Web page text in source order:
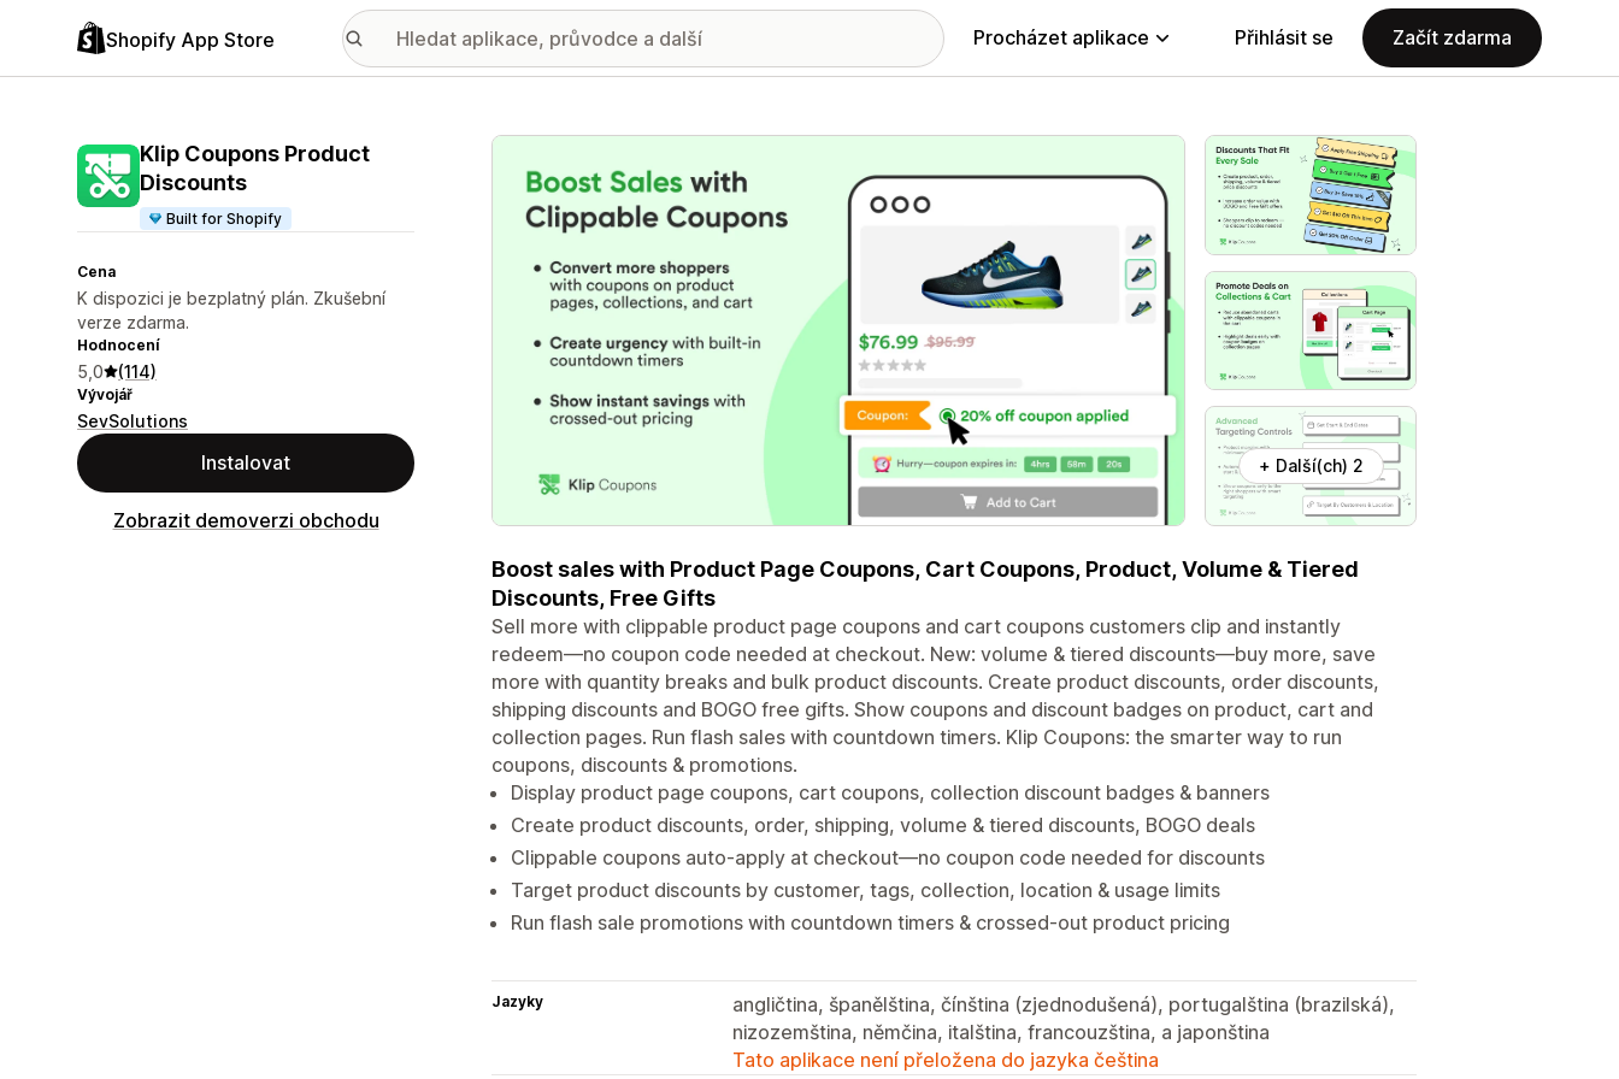
Shopify App Store Procházet aplikace Přihlásit se Začít zdarma
Klip Coupons Product
Discounts
Built for Shopify
Cena
K dispozici je bezplatný plán. Zkušební
verze zdarma.
Hodnocení
5,0 (114)
Vývojář
SevSolutions
Instalovat
Zobrazit demoverzi obchodu
Galerie propagovaných obrázků
+ Další(ch) 2
Boost sales with Product Page Coupons, Cart Coupons, Product, Volume & Tiered
Discounts, Free Gifts
Sell more with clippable product page coupons and cart coupons customers clip and instantly
redeem—no coupon code needed at checkout. New: volume & tiered discounts—buy more, save
more with quantity breaks and bulk product discounts. Create product discounts, order discounts,
shipping discounts and BOGO free gifts. Show coupons and discount badges on product, cart and
collection pages. Run flash sales with countdown timers. Klip Coupons: the smarter way to run
coupons, discounts & promotions.
Display product page coupons, cart coupons, collection discount badges & banners
Create product discounts, order, shipping, volume & tiered discounts, BOGO deals
Clippable coupons auto-apply at checkout—no coupon code needed for discounts
Target product discounts by customer, tags, collection, location & usage limits
Run flash sale promotions with countdown timers & crossed-out product pricing
Jazyky
angličtina, španělština, čínština (zjednodušená), portugalština (brazilská),
nizozemština, němčina, italština, francouzština, a japonština
Tato aplikace není přeložena do jazyka čeština